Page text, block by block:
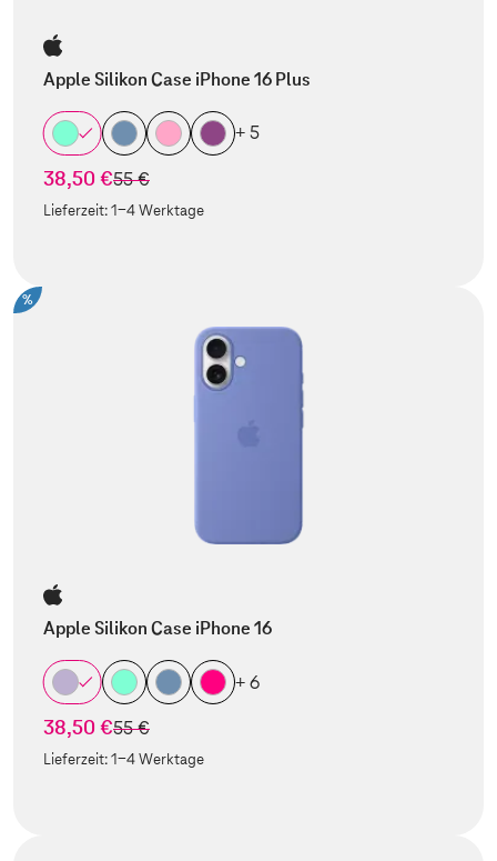
Apple Silikon Case iPhone 16 Plus
+ 5
38,50 €statt
55 €
Lieferzeit:1-4 Werktage
%
Apple Silikon Case iPhone 16
+ 6
38,50 €statt
55 €
Lieferzeit:1-4 Werktage